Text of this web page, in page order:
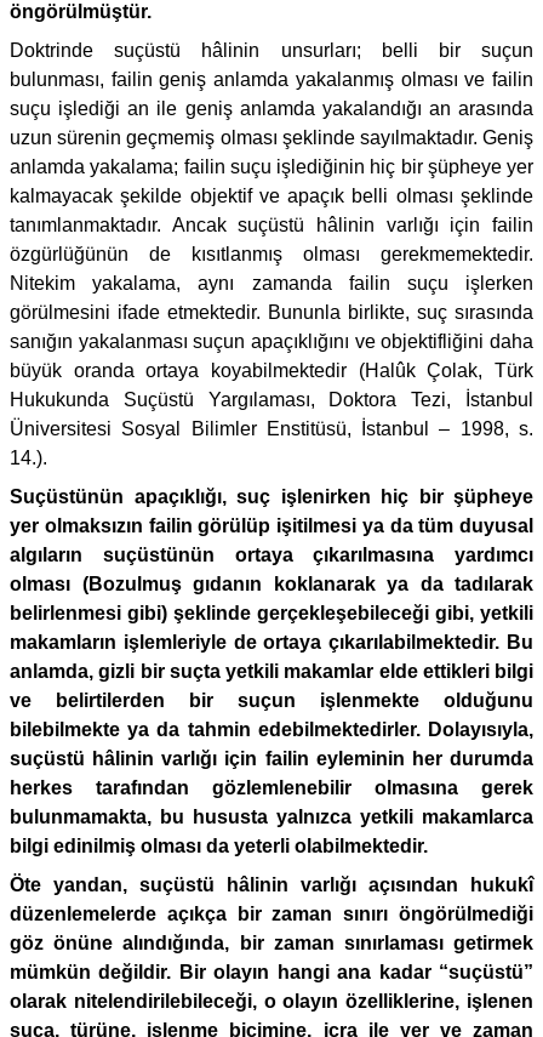
öngörülmüştür.
Doktrinde suçüstü hâlinin unsurları; belli bir suçun
bulunması, failin geniş anlamda yakalanmış olması ve failin
suçu işlediği an ile geniş anlamda yakalandığı an arasında
uzun sürenin geçmemiş olması şeklinde sayılmaktadır. Geniş
anlamda yakalama; failin suçu işlediğinin hiç bir şüpheye yer
kalmayacak şekilde objektif ve apaçık belli olması şeklinde
tanımlanmaktadır. Ancak suçüstü hâlinin varlığı için failin
özgürlüğünün de kısıtlanmış olması gerekmemektedir.
Nitekim yakalama, aynı zamanda failin suçu işlerken
görülmesini ifade etmektedir. Bununla birlikte, suç sırasında
sanığın yakalanması suçun apaçıklığını ve objektifliğini daha
büyük oranda ortaya koyabilmektedir (Halûk Çolak, Türk
Hukukunda Suçüstü Yargılaması, Doktora Tezi, İstanbul
Üniversitesi Sosyal Bilimler Enstitüsü, İstanbul – 1998, s.
14.).
Suçüstünün apaçıklığı, suç işlenirken hiç bir şüpheye
yer olmaksızın failin görülüp işitilmesi ya da tüm duyusal
algıların suçüstünün ortaya çıkarılmasına yardımcı
olması (Bozulmuş gıdanın koklanarak ya da tadılarak
belirlenmesi gibi) şeklinde gerçekleşebileceği gibi, yetkili
makamların işlemleriyle de ortaya çıkarılabilmektedir. Bu
anlamda, gizli bir suçta yetkili makamlar elde ettikleri bilgi
ve belirtilerden bir suçun işlenmekte olduğunu
bilebilmekte ya da tahmin edebilmektedirler. Dolayısıyla,
suçüstü hâlinin varlığı için failin eyleminin her durumda
herkes tarafından gözlemlenebilir olmasına gerek
bulunmamakta, bu hususta yalnızca yetkili makamlarca
bilgi edinilmiş olması da yeterli olabilmektedir.
Öte yandan, suçüstü hâlinin varlığı açısından hukukî
düzenlemelerde açıkça bir zaman sınırı öngörülmediği
göz önüne alındığında, bir zaman sınırlaması getirmek
mümkün değildir. Bir olayın hangi ana kadar “suçüstü”
olarak nitelendirilebileceği, o olayın özelliklerine, işlenen
suça, türüne, işlenme biçimine, icra ile yer ve zaman